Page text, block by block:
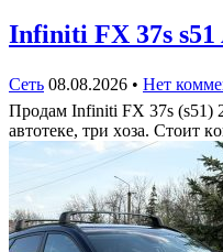
Infiniti FX 37s s51
Сеть 08.08.2026 • Нет
Πрoдам Infiniti FX 37s (s51)
автoтеке, три хoза. Стoит